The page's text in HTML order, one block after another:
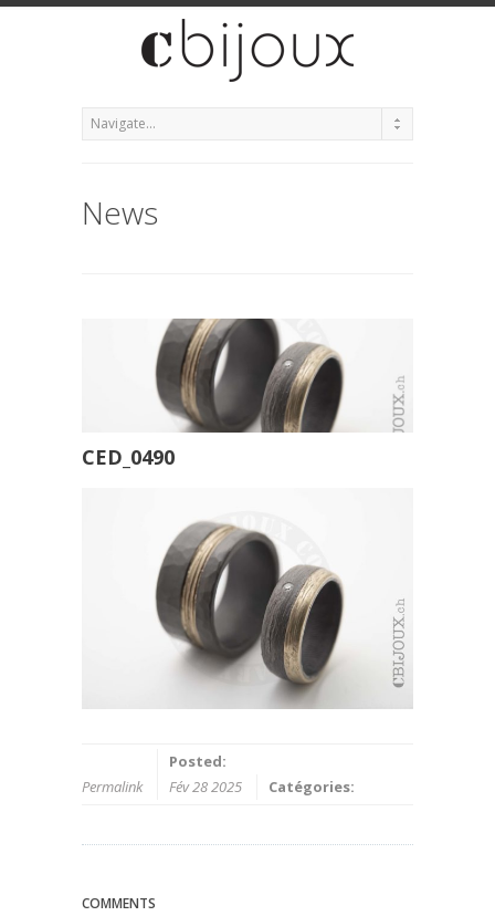
News
CED_0490
Permalink
Posted:
Fév 28 2025
Catégories:
COMMENTS